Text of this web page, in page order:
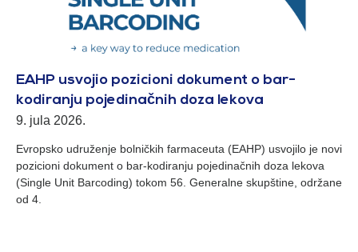
EAHP usvojio pozicioni dokument o bar-
kodiranju pojedinačnih doza lekova
9. jula 2026.
Evropsko udruženje bolničkih farmaceuta (EAHP) usvojilo je novi
pozicioni dokument o bar-kodiranju pojedinačnih doza lekova
(Single Unit Barcoding) tokom 56. Generalne skupštine, održane
od 4.